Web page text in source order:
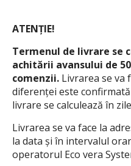
ATENŢIE!
Termenul de livrare se
achitării avansului de
comenzii. Livrarea se va
diferenţei este
livrare se calculează în
Livrarea se va face la
la data şi în intervalul
operatorul Eco vera